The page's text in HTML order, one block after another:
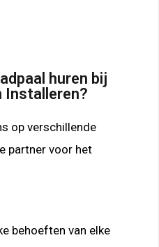
huren bij
Installeren?
op verschillende
partner voor het
behoeften van elke